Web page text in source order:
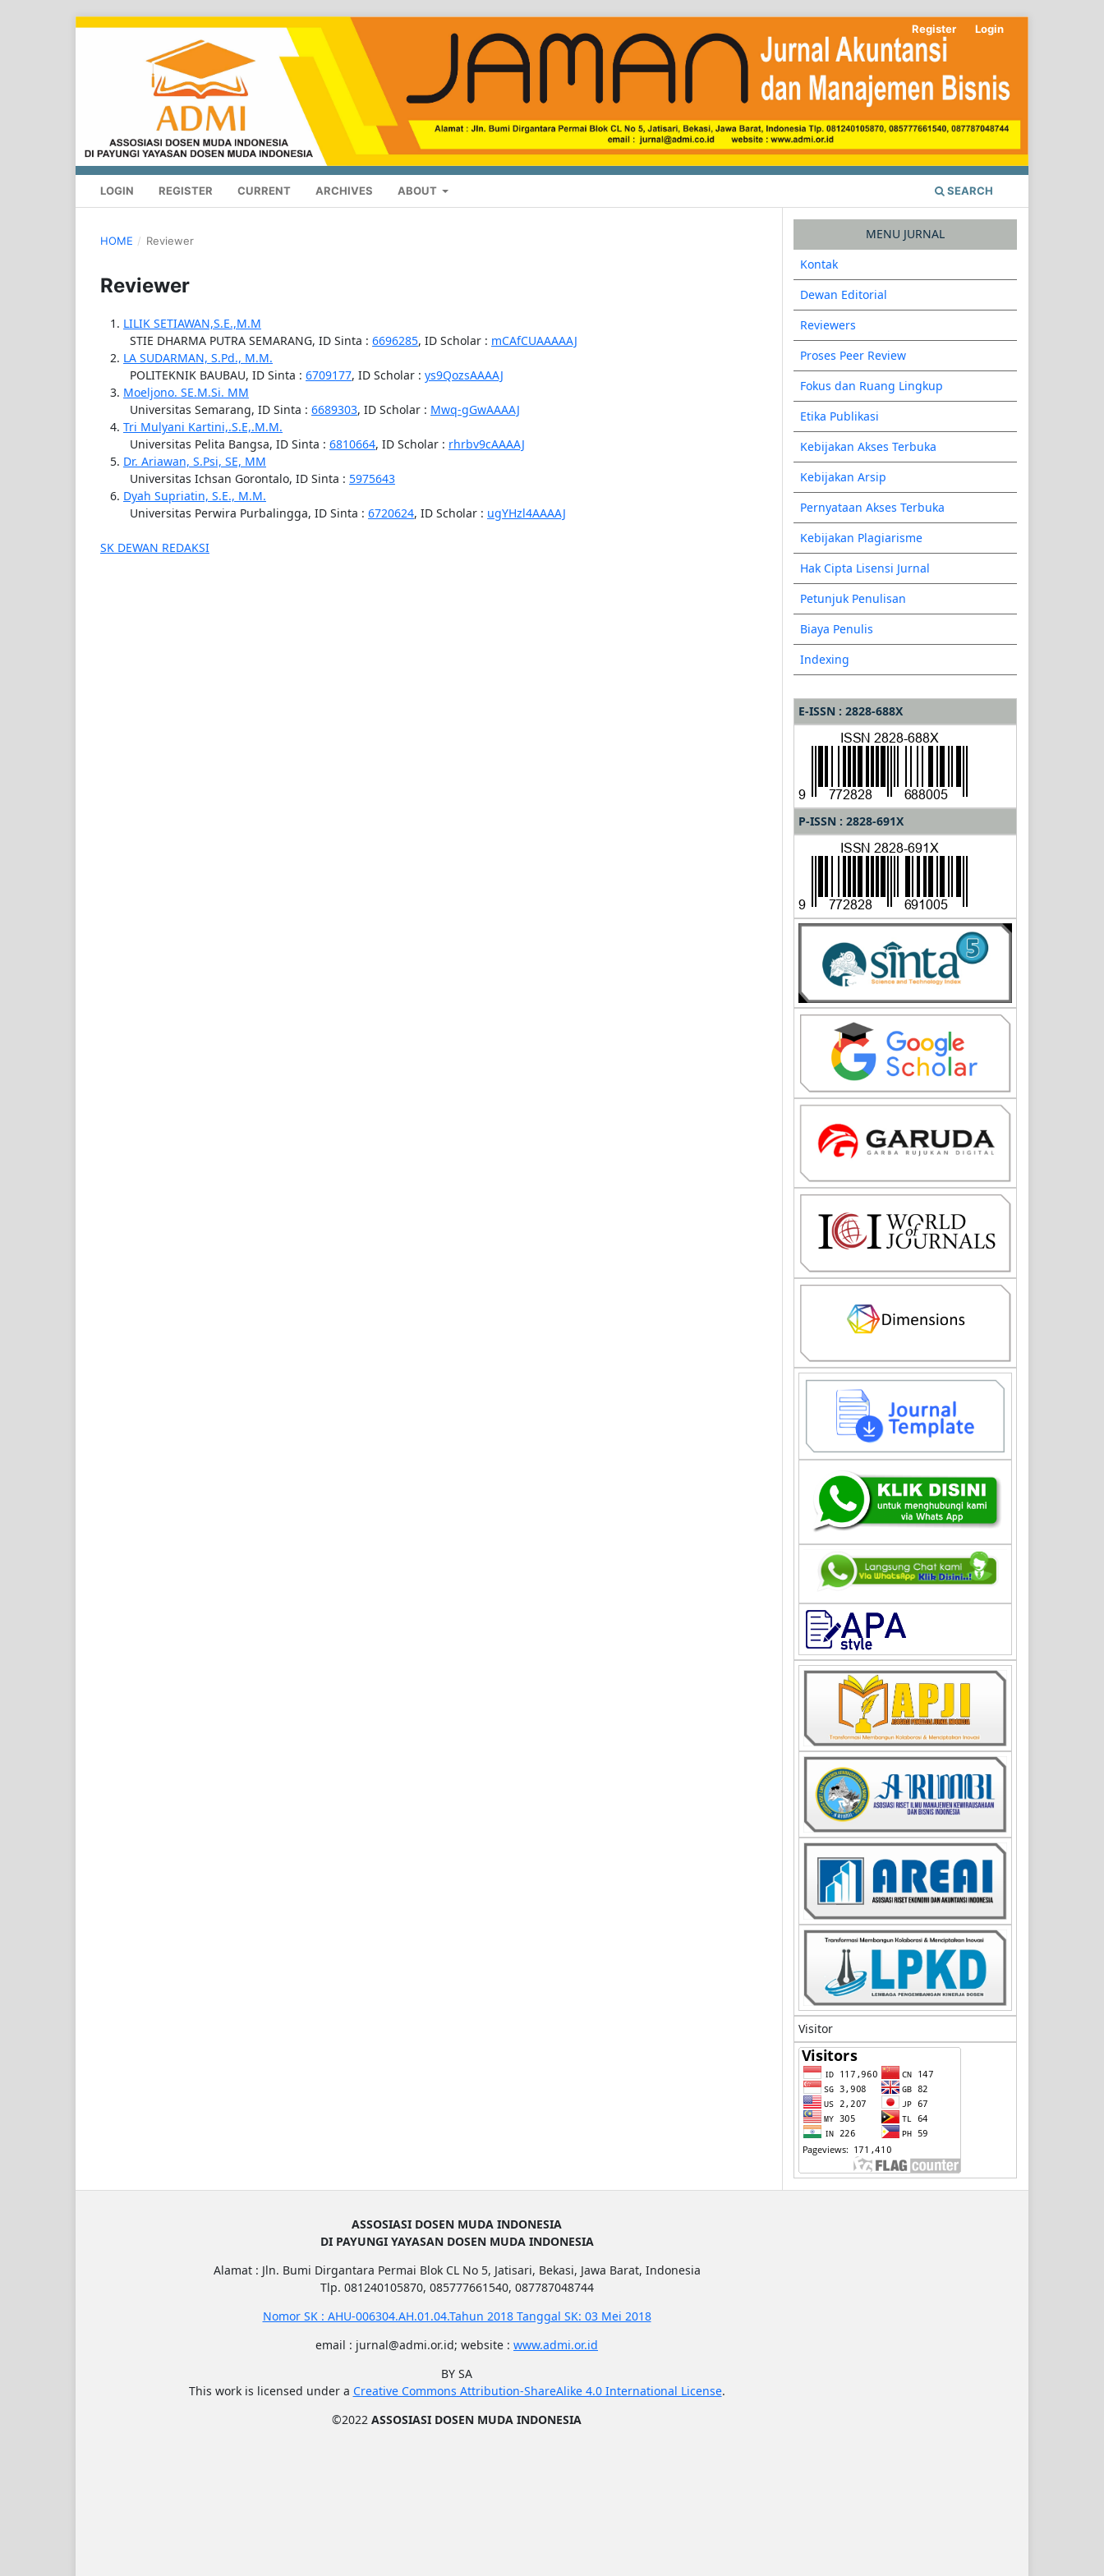
LOGIN REGISTER CURRENT ARCHIVES ABOUT SEARCH
Register Login
HOME / Reviewer
Reviewer
LILIK SETIAWAN,S.E.,M.M
STIE DHARMA PUTRA SEMARANG, ID Sinta : 6696285, ID Scholar : mCAfCUAAAAAJ
LA SUDARMAN, S.Pd., M.M.
POLITEKNIK BAUBAU, ID Sinta : 6709177, ID Scholar : ys9QozsAAAAJ
Moeljono. SE.M.Si. MM
Universitas Semarang, ID Sinta : 6689303, ID Scholar : Mwq-gGwAAAAJ
Tri Mulyani Kartini,.S.E,.M.M.
Universitas Pelita Bangsa, ID Sinta : 6810664, ID Scholar : rhrbv9cAAAAJ
Dr. Ariawan, S.Psi, SE, MM
Universitas Ichsan Gorontalo, ID Sinta : 5975643
Dyah Supriatin, S.E., M.M.
Universitas Perwira Purbalingga, ID Sinta : 6720624, ID Scholar : ugYHzl4AAAAJ
SK DEWAN REDAKSI
MENU JURNAL
Kontak
Dewan Editorial
Reviewers
Proses Peer Review
Fokus dan Ruang Lingkup
Etika Publikasi
Kebijakan Akses Terbuka
Kebijakan Arsip
Pernyataan Akses Terbuka
Kebijakan Plagiarisme
Hak Cipta Lisensi Jurnal
Petunjuk Penulisan
Biaya Penulis
Indexing
E-ISSN : 2828-688X
P-ISSN : 2828-691X
Visitor
ASSOSIASI DOSEN MUDA INDONESIA
DI PAYUNGI YAYASAN DOSEN MUDA INDONESIA
Alamat : Jln. Bumi Dirgantara Permai Blok CL No 5, Jatisari, Bekasi, Jawa Barat, Indonesia
Tlp. 081240105870, 085777661540, 087787048744
Nomor SK : AHU-006304.AH.01.04.Tahun 2018 Tanggal SK: 03 Mei 2018
email : jurnal@admi.or.id; website : www.admi.or.id
BY SA
This work is licensed under a Creative Commons Attribution-ShareAlike 4.0 International License.
©2022 ASSOSIASI DOSEN MUDA INDONESIA